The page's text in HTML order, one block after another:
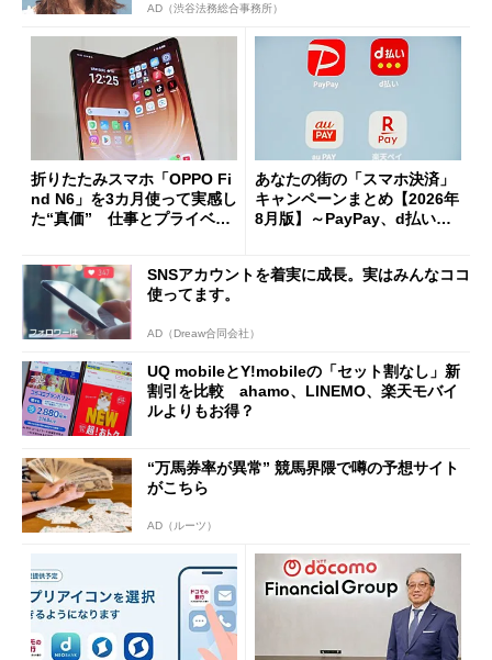
AD（渋谷法務総合事務所）
折りたたみスマホ「OPPO Fi
nd N6」を3カ月使って実感し
た“真価” 仕事とプライベー
あなたの街の「スマホ決済」
キャンペーンまとめ【2026年
8月版】～PayPay、d払い、a
SNSアカウントを着実に成長。実はみんなココ
使ってます。
AD（Dreaw合同会社）
UQ mobileとY!mobileの「セット割なし」新
割引を比較 ahamo、LINEMO、楽天モバイ
ルよりもお得？
“万馬券率が異常” 競馬界隈で噂の予想サイト
がこちら
AD（ルーツ）